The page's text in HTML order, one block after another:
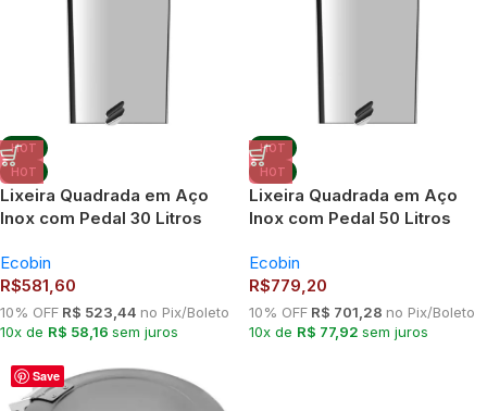
HOT
HOT
Lixeira Quadrada em Aço
Inox com Pedal 30 Litros
Ecobin
R$581,60
10% OFF R$ 523,44 no Pix/Boleto
10x de R$ 58,16 sem juros
HOT
HOT
Lixeira Quadrada em Aço
Inox com Pedal 50 Litros
Ecobin
R$779,20
10% OFF R$ 701,28 no Pix/Boleto
10x de R$ 77,92 sem juros
Save